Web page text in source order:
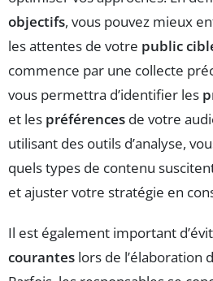
objectifs, vous pouvez mieux
les attentes de votre public
commence par une collecte
vous permettra d’identifier les
et les préférences de votre
utilisant des outils d’analyse,
quels types de contenu
et ajuster votre stratégie en
Il est également important
courantes lors de l’élaboration